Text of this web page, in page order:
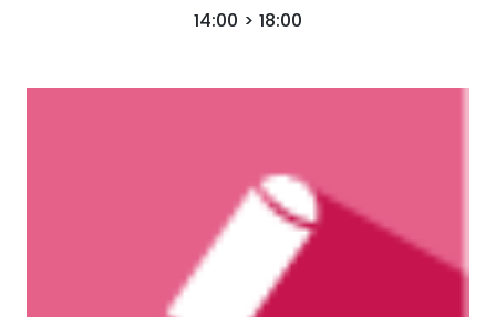
14:00 > 18:00